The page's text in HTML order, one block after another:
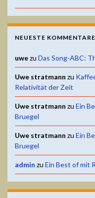
NEUESTE KOMMENTARE
uwezu Das Song-ABC:
Uwe stratmann zu
Relativität der Zeit
Uwe stratmann zu Ein
Bruegel
Uwe stratmann zu Ein
Bruegel
admin zu Ein Best of mit